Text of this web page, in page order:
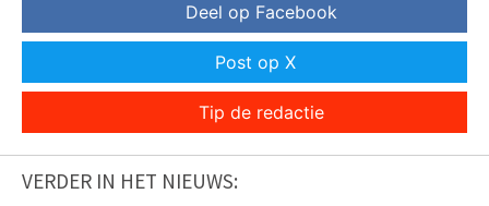
Deel op Facebook
Post op X
Tip de redactie
VERDER IN HET NIEUWS: